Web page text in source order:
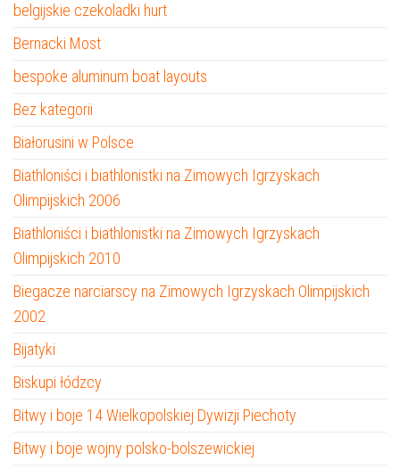
belgijskie czekoladki hurt
Bernacki Most
bespoke aluminum boat layouts
Bez kategorii
Białorusini w Polsce
Biathloniści i biathlonistki na Zimowych Igrzyskach
Olimpijskich 2006
Biathloniści i biathlonistki na Zimowych Igrzyskach
Olimpijskich 2010
Biegacze narciarscy na Zimowych Igrzyskach Olimpijskich
2002
Bijatyki
Biskupi łódzcy
Bitwy i boje 14 Wielkopolskiej Dywizji Piechoty
Bitwy i boje wojny polsko-bolszewickiej